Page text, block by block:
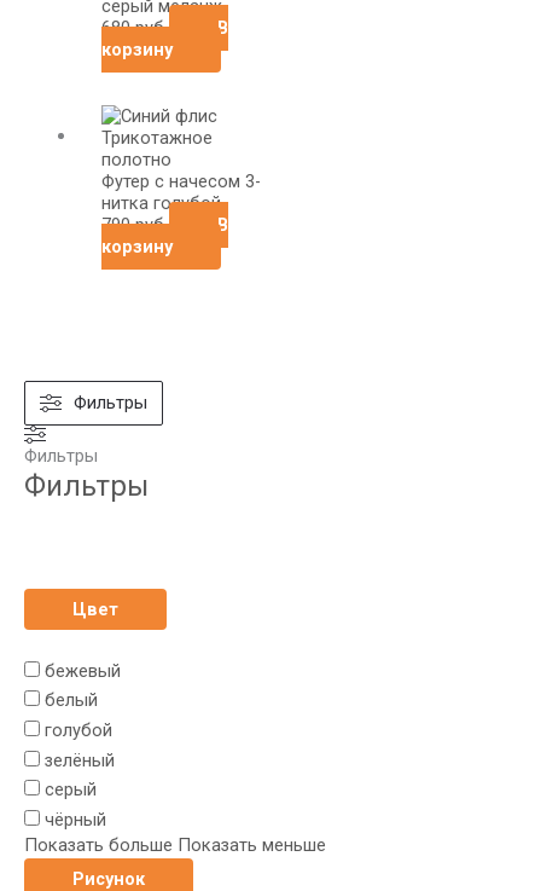
Фильтры
Фильтры
Фильтры
Цвет
бежевый
белый
голубой
зелёный
серый
чёрный
Показать больше Показать меньше
Рисунок
серый меланж
680руб
В
корзину
Футер с начесом 3-
нитка голубой
790руб
В
корзину